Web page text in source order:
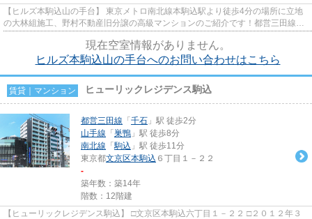
【ヒルズ本駒込山の手台】 東京メトロ南北線本駒込駅より徒歩4分の場所に立地
の大林組施工、野村不動産旧分譲の高級マンションのご紹介です！都営三田線白
現在空室情報がありません。
ヒルズ本駒込山の手台へのお問い合わせはこちら
賃貸｜マンション ヒューリックレジデンス駒込
都営三田線 「 千石 」駅 徒歩2分
山手線 「 巣鴨 」駅 徒歩8分
南北線 「駒込 」駅 徒歩11分
東京都文京区本駒込 ６丁目１－２２
-
築年数：築14年
階数：12階建
【ヒューリックレジデンス駒込】 □文京区本駒込六丁目１－２２ □２０１２年３